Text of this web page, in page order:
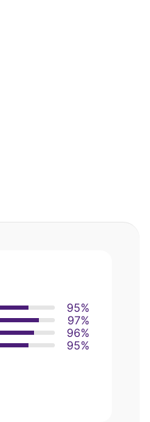
95%
97%
96%
95%